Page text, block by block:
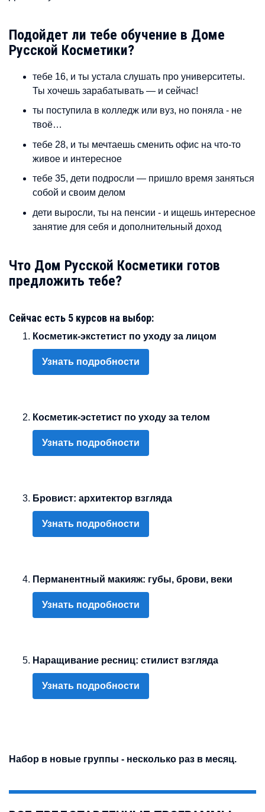
Подойдет ли тебе обучение в Доме
Русской Косметики?
тебе 16, и ты устала слушать про университеты.
Ты хочешь зарабатывать — и сейчас!
ты поступила в колледж или вуз, но поняла - не
твоё…
тебе 28, и ты мечтаешь сменить офис на что-то
живое и интересное
тебе 35, дети подросли — пришло время заняться
собой и своим делом
дети выросли, ты на пенсии - и ищешь интересное
занятие для себя и дополнительный доход
Что Дом Русской Косметики готов
предложить тебе?
Сейчас есть 5 курсов на выбор:
Косметик-экстетист по уходу за лицом
Узнать подробности
Косметик-эстетист по уходу за телом
Узнать подробности
Бровист: архитектор взгляда
Узнать подробности
Перманентный макияж: губы, брови, веки
Узнать подробности
Наращивание ресниц: стилист взгляда
Узнать подробности
Набор в новые группы - несколько раз в месяц.